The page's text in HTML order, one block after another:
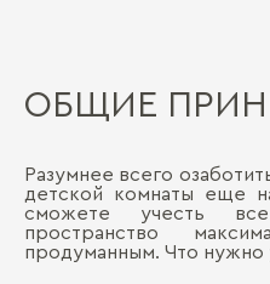
ОБЩИЕ
Разумнее всего
детской комнаты еще
сможете учесть
пространство
продуманным. Что нужно